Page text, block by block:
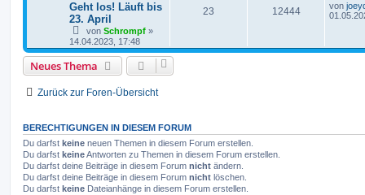
Geht los! Läuft bis
23. April
von Schrompf »
14.04.2023, 17:48
23 12444 von
Neues Thema
Zurück zur Foren-Übersicht
BERECHTIGUNGEN IN DIESEM FORUM
Du darfst keine neuen Themen in diesem Forum erstellen.
Du darfst keineAntworten zu Themen in diesem Forum erstellen.
Du darfst deine Beiträge in diesem Forum nicht ändern.
Du darfst deine Beiträge in diesem Forum nicht löschen.
Du darfst keine Dateianhänge in diesem Forum erstellen.